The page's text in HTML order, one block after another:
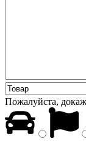
Пожалуйста,